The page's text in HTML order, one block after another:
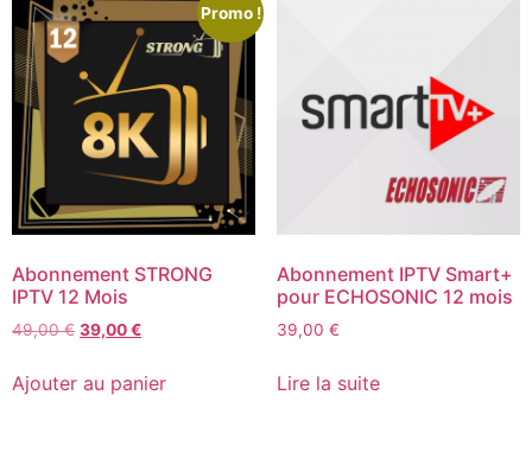
Promo !
Abonnement STRONG
IPTV 12 Mois
49,00€ 39,00€
Ajouter au panier
Abonnement IPTV Smart+
pour ECHOSONIC 12 mois
39,00 €
Lire la suite